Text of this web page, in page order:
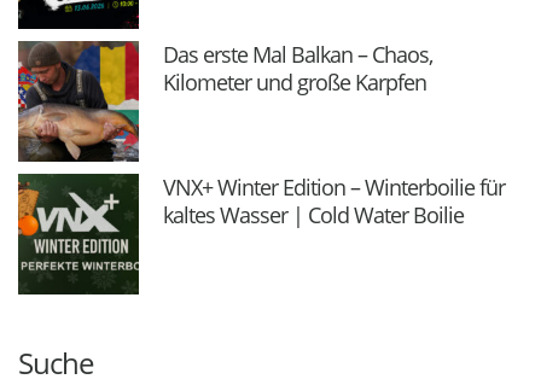
Das erste Mal Balkan – Chaos,
Kilometer und große Karpfen
VNX+ Winter Edition – Winterboilie für
kaltes Wasser | Cold Water Boilie
Suche